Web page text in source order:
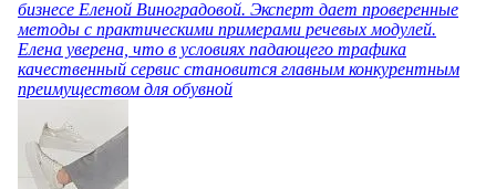
бизнесе Еленой Виноградовой. Эксперт дает проверенные
методы с практическими примерами речевых модулей.
Елена уверена, что в условиях падающего трафика
качественный сервис становится главным конкурентным
преимуществом для обувной